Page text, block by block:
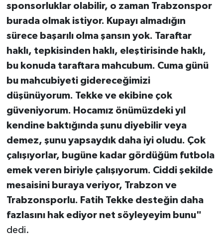
sponsorluklar olabilir, o zaman Trabzonspor
burada olmak istiyor. Kupayı almadığın
sürece başarılı olma şansın yok. Taraftar
haklı, tepkisinden haklı, eleştirisinde haklı,
bu konuda taraftara mahcubum. Cuma günü
bu mahcubiyeti gidereceğimizi
düşünüyorum. Tekke ve ekibine çok
güveniyorum. Hocamız önümüzdeki yıl
kendine baktığında şunu diyebilir veya
demez, şunu yapsaydık daha iyi oludu. Çok
çalışıyorlar, bugüne kadar gördüğüm futbola
emek veren biriyle çalışıyorum. Ciddi şekilde
mesaisini buraya veriyor, Trabzon ve
Trabzonsporlu. Fatih Tekke desteğin daha
fazlasını hak ediyor net söyleyeyim bunu"
dedi.